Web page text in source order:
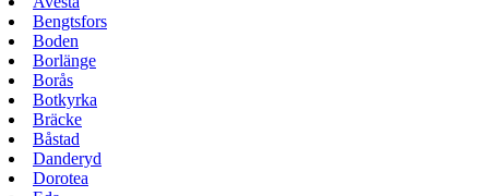
Bengtsfors
Boden
Borlänge
Borås
Botkyrka
Bräcke
Båstad
Danderyd
Dorotea